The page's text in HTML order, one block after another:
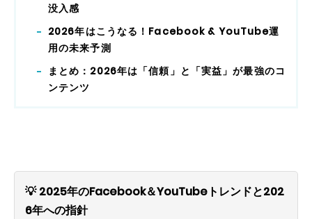
没入感
2026年はこうなる！Facebook & YouTube運
用の未来予測
まとめ：2026年は「信頼」と「実益」が最強のコ
ンテンツ
💡 2025年のFacebook＆YouTubeトレンドと202
6年への指針